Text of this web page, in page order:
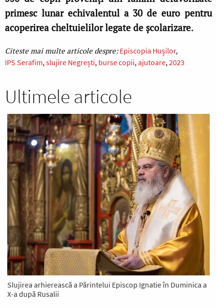
primesc lunar echivalentul a 30 de euro pentru
acoperirea cheltuielilor legate de şcolarizare.
Episcopia Huşilor
IPS Serafim slujire Negrești burse copii ajutoare 2023
Ultimele articole
Slujirea arhierească a Părintelui Episcop Ignatie în Duminica a
X-a după Rusalii